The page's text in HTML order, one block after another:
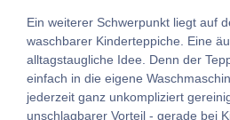
Ein weiterer Schwerpunkt liegt auf
waschbarer Kinderteppiche. Eine
alltagstaugliche Idee. Denn der
einfach in die eigene
jederzeit ganz unkompliziert
unschlagbarer Vorteil - gerade bei